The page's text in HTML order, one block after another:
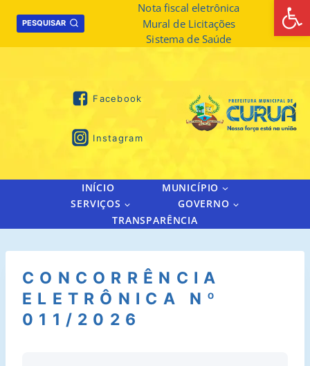
PESQUISAR
Nota fiscal eletrônica
Mural de Licitações
Sistema de Saúde
Facebook
Instagram
INÍCIO
MUNICÍPIO
SERVIÇOS
GOVERNO
TRANSPARÊNCIA
CONCORRÊNCIA
ELETRÔNICA Nº
011/2026